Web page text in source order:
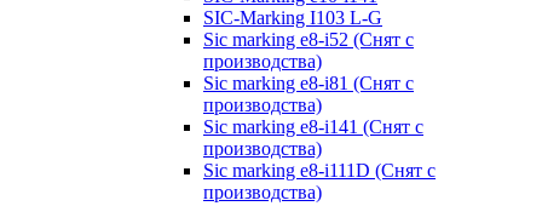
SIC-Marking I103 L-G
Sic marking e8-i52 (Снят с
производства)
Sic marking e8-i81 (Снят с
производства)
Sic marking e8-i141 (Снят с
производства)
Sic marking e8-i111D (Снят с
производства)